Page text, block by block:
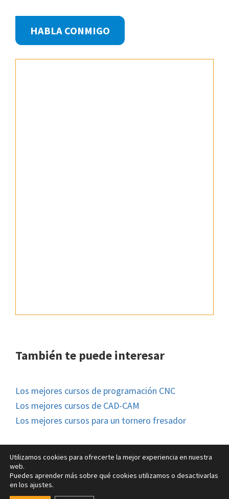
FooterHABLA CONMIGO
También te puede interesar
Los mejores cursos de programación CNC
Los mejores cursos de CAD-CAM
Los mejores cursos para un tornero fresador
© FM Formación 2026 |Aviso legal|Política de Cookies
Utilizamos cookies para ofrecerte la mejor experiencia en nuestra
web.
Puedes aprender más sobre qué cookies utilizamos o desactivarlas
en los ajustes.